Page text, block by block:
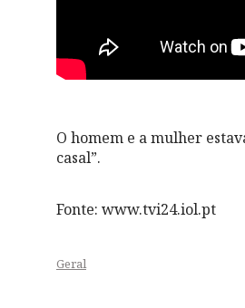
O homem e a mulher
casal”.
Fonte: www.tvi24.iol.pt
Geral